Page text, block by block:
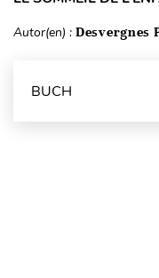
Autor(en) : Desvergnes
BUCH